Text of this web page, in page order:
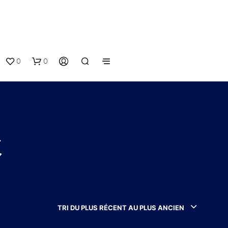
0 0
R
TRI DU PLUS RÉCENT AU PLUS ANCIEN